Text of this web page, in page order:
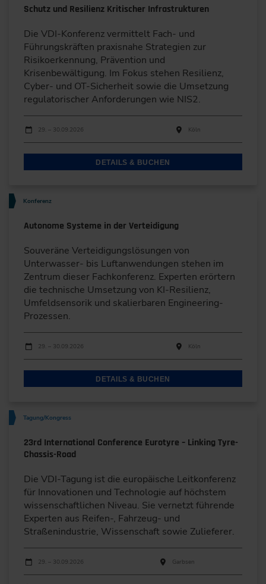
Schutz und Resilienz Kritischer Infrastrukturen
Die VDI-Konferenz vermittelt Fach- und
Führungskräften praxisnahe Strategien zur
Risikoerkennung, Prävention und
Krisenbewältigung. Im Fokus stehen Resilienz,
Cyber- und OT-Sicherheit sowie die Umsetzung
regulatorischer Anforderungen wie NIS2.
Durchführungen
Veranstaltungsdatum
29. – 30.09.2026 Köln
DETAILS & BUCHEN
Konferenz
Autonome Systeme in der Verteidigung
Souveräne Verteidigungslösungen von
Unterwasser- bis Luftanwendungen stehen im
Zentrum dieser Fachkonferenz. Experten erörtern
die technische Umsetzung von KI-Resilienz,
Umfeldsensorik und skalierbaren Engineering-
Prozessen.
Durchführungen
Veranstaltungsdatum
29. – 30.09.2026 Köln
DETAILS & BUCHEN
Tagung/Kongress
23rd International Conference Eurotyre – Linking Tyre-
Chassis-Road
Die VDI-Tagung ist die europäische Leitkonferenz
für Innovationen und Technologie auf höchstem
wissenschaftlichen Niveau. Sie vernetzt führende
Experten aus Reifen-, Fahrzeug- und
Straßenindustrie, Wissenschaft sowie Zulieferer.
Durchführungen
Veranstaltungsdatum
29. – 30.09.2026 Garbsen